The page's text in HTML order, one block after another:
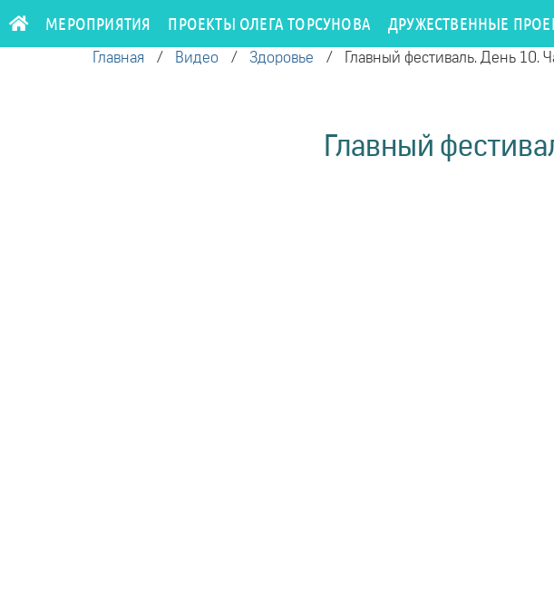
МЕРОПРИЯТИЯ ПРОЕКТЫ ОЛЕГА ТОРСУНОВА ДРУЖЕСТВЕННЫЕ
Главная / Видео / Здоровье / Главный фестиваль. День 10.
Главный